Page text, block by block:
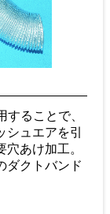
ることで、
ュエアを引
あけ加工。
ダクトバンド